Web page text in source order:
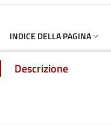
INDICE DELLA PAGINA
Descrizione